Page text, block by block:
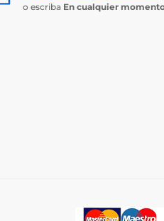
o escriba En cualquier